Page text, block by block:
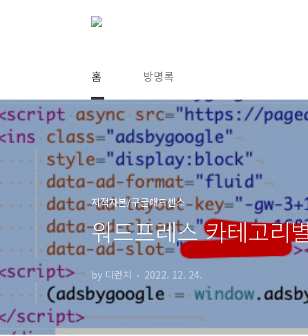
홈 방명록
지적자본/구글애드센스
워드프레스 카테고리
by 디런치 2022. 12. 24.